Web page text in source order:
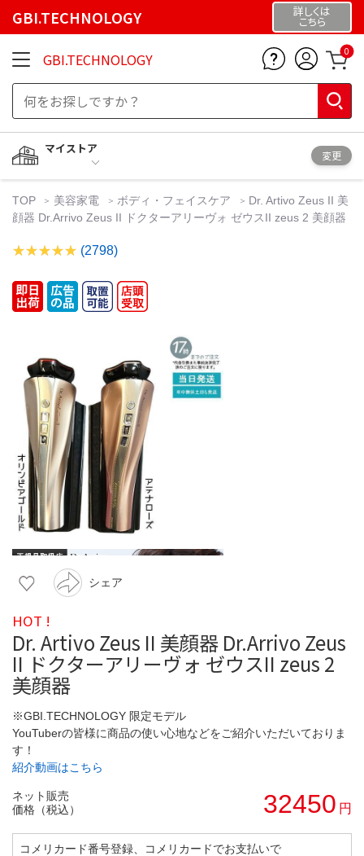
GBI.TECHNOLOGY 詳しくは
こちら
GBI.TECHNOLOGY 0
マイストア
変更
TOP 美容家電 ボディ・フェイスケア
Dr. Artivo Zeus II 美
顔器 Dr.Arrivo Zeus II ドクターアリーヴォ ゼウスII zeus 2 美顔器
(2798)
シェア
HOT !
Dr. Artivo Zeus II 美顔器 Dr.Arrivo Zeus
II ドクターアリーヴォ ゼウスII zeus 2
美顔器
※GBI.TECHNOLOGY 限定モデル
YouTuberの皆様に商品の使い心地などをご紹介いただいておりま
す！
紹介動画はこちら
ネット販売
価格（税込）
32450 円
コメリカード番号登録、コメリカードでお支払いで